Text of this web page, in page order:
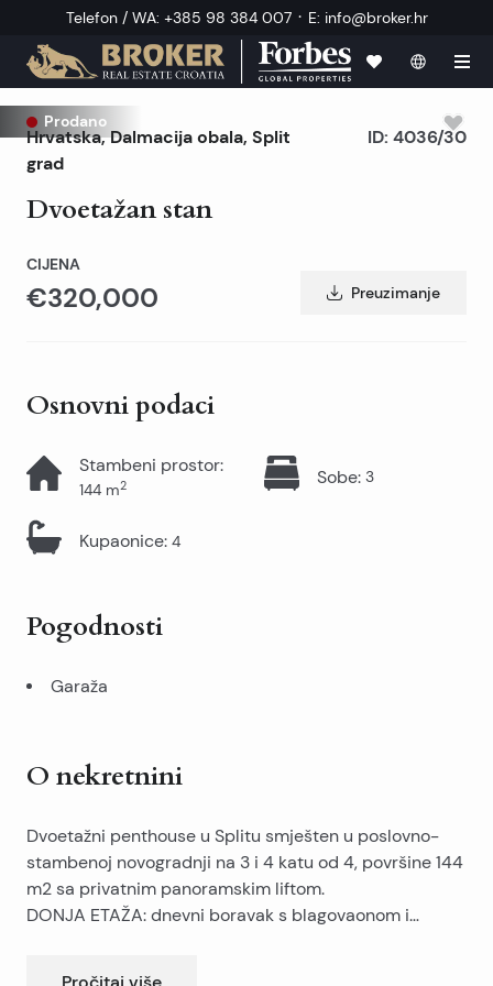
Telefon / WA: +385 98 384 007 · E: info@broker.hr
Prodano
Hrvatska,Dalmacija obala, Split
grad
Dvoetažan stan
ID: 4036/30
CIJENA
€320,000 Preuzimanje
Osnovni podaci
Stambeni prostor:
144 m2 Sobe: 3
Kupaonice: 4
Pogodnosti
Garaža
O nekretnini
Dvoetažni penthouse u Splitu smješten u poslovno-
stambenoj novogradnji na 3 i 4 katu od 4, površine 144
m2 sa privatnim panoramskim liftom.
DONJA ETAŽA: dnevni boravak s blagovaonom i
Pročitaj više